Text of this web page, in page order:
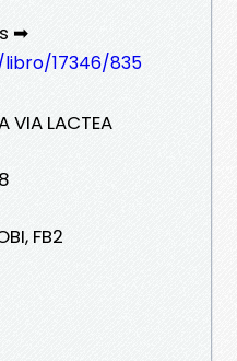
➡
17346/835
VIA LACTEA
FB2